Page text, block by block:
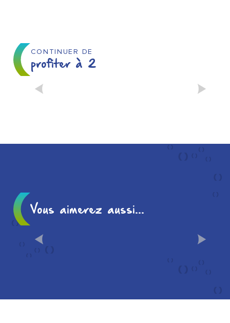
CONTINUER DE
profiter à 2
Vous aimerez aussi...